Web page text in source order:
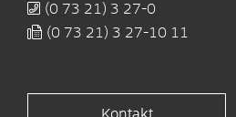
(0 73 21) 3 27-0
(0 73 21) 3 27-10 11
Kontakt